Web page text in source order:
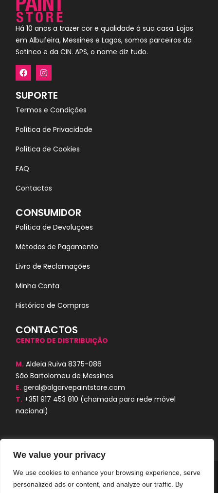
We value your privacy
We use cookies to enhance your browsing experience, serve
personalized ads or content, and analyze our traffic. By
Há 10 anos a trazer cor e qualidade à sua casa. Lojas
em Albufeira, Messines e Lagos, somos parceiros da
Sotinco e da CIN. APS, o nome diz tudo.
SUPORTE
Termos e Condições
Política de Privacidade
Política de Cookies
FAQ
Contactos
CONSUMIDOR
Política de Devoluções
Métodos de Pagamento
Livro de Reclamações
Minha Conta
Histórico de Compras
CONTACTOS
CENTRO DE DISTRIBUIÇÃO
M. Aldeia Ruiva 8375-086
São Bartolomeu de Messines
E. geral@algarvepaintstore.com
T. +351 917 453 810 (chamada para rede móvel
nacional)
Algarve Paint Store © 2024. Todos os
direitos reservados. Desenvolvido por